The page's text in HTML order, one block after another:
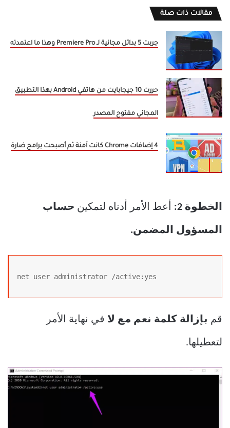
مقالات ذات صلة
جربت 5 بدائل مجانية لـ Premiere Pro وهذا ما اعتمدته
حررت 10 جيجابايت من هاتفي Android بهذا التطبيق
المجاني مفتوح المصدر
4 إضافات Chrome كانت آمنة ثم أصبحت برامج ضارة
الخطوة 2: أعط الأمر أدناه لتمكين حساب
المسؤول المضمن.
net user administrator /active:yes
قم بإزالة كلمة نعم مع لا في نهاية الأمر
لتعطيلها.